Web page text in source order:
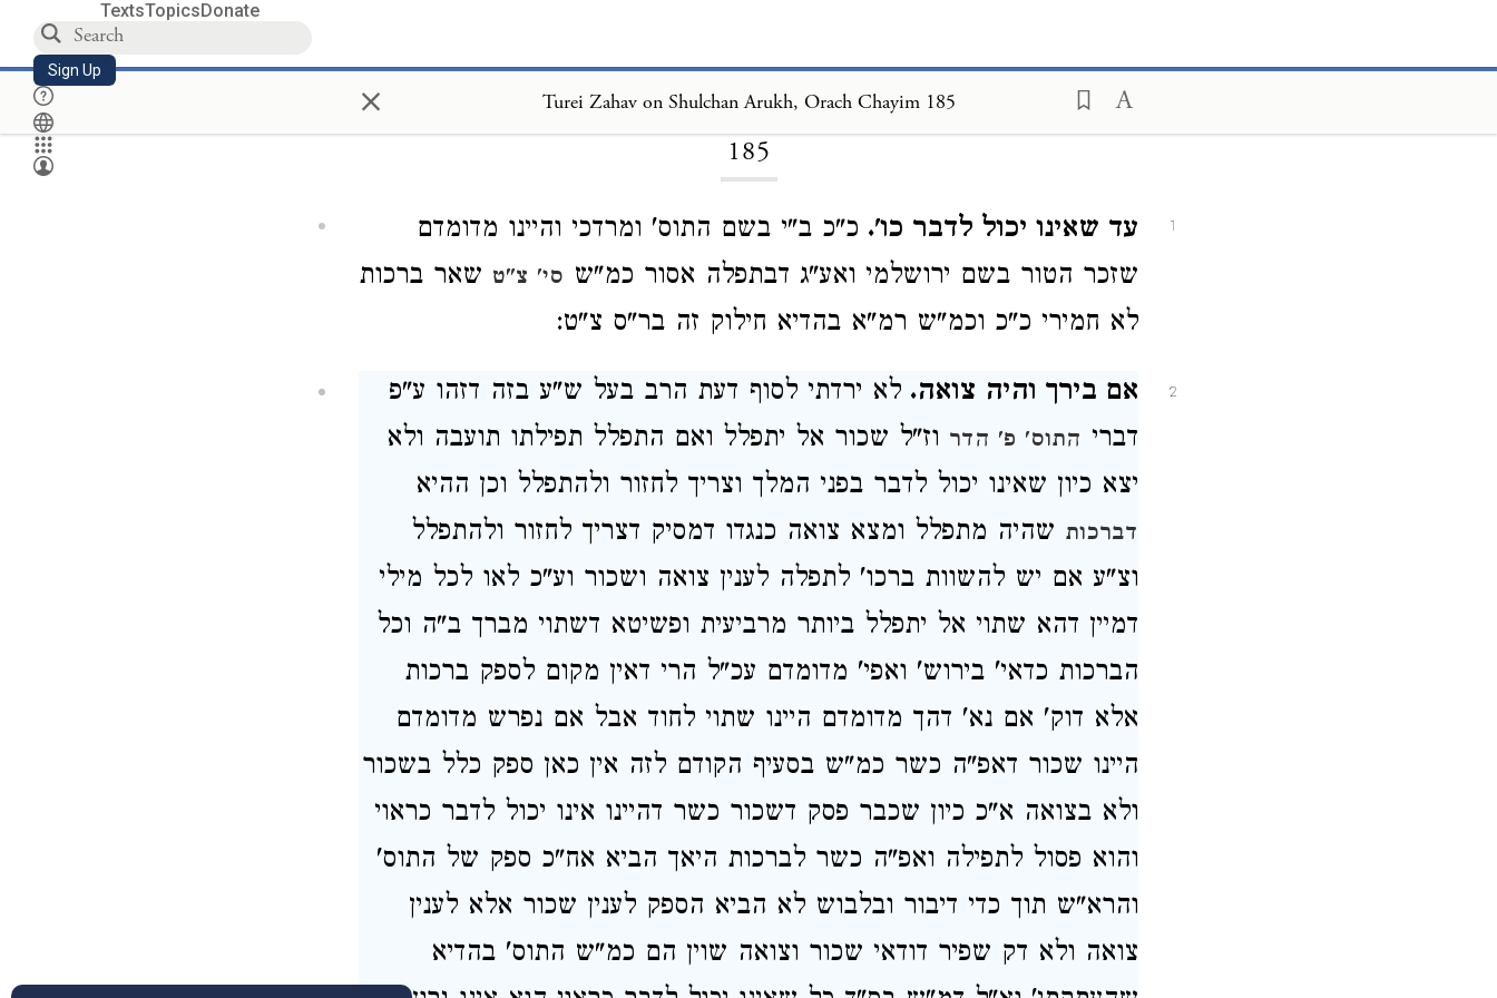
TextsTopicsDonate
Sign Up × Turei Zahav on Shulchan Arukh, Orach Chayim 185
185
1 עד שאינו יכול לדבר כו'. כ"כ ב"י בשם התוס' ומרדכי והיינו מדומדם
שזכר הטור בשם ירושלמי ואע"ג דבתפלה אסור כמ"ש סי' צ"ט שאר ברכות
לא חמירי כ"כ וכמ"ש רמ"א בהדיא חילוק זה בר"ס צ"ט:
2 אם בירך והיה צואה. לא ירדתי לסוף דעת הרב בעל ש"ע בזה דזהו ע"פ
דברי התוס' פ' הדר וז"ל שכור אל יתפלל ואם התפלל תפילתו תועבה ולא
יצא כיון שאינו יכול לדבר בפני המלך וצריך לחזור ולהתפלל וכן ההיא
דברכות שהיה מתפלל ומצא צואה כנגדו דמסיק דצריך לחזור ולהתפלל
וצ"ע אם יש להשוות ברכו' לתפלה לענין צואה ושכור וע"כ לאו לכל מילי
דמיין דהא שתוי אל יתפלל ביותר מרביעית ופשיטא דשתוי מברך ב"ה וכל
הברכות כדאי' בירוש' ואפי' מדומדם עכ"ל הרי דאין מקום לספק ברכות
אלא דוק' אם נא' דהך מדומדם היינו שתוי לחוד אבל אם נפרש מדומדם
היינו שכור דאפ"ה כשר כמ"ש בסעיף הקודם לזה אין כאן ספק כלל בשכור
ולא בצואה א"כ כיון שכבר פסק דשכור כשר דהיינו אינו יכול לדבר כראוי
והוא פסול לתפילה ואפ"ה כשר לברכות היאך הביא אח"כ ספק של התוס'
והרא"ש תוך כדי דיבור ובלבוש לא הביא הספק לענין שכור אלא לענין
צואה ולא דק שפיר דודאי שכור וצואה שוין הם כמ"ש התוס' בהדיא